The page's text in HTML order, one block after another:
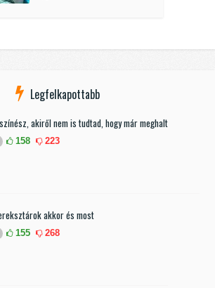
Legfelkapottabb
akiről nem is tudtad, hogy már meghalt
158 223
akkor és most
155 268